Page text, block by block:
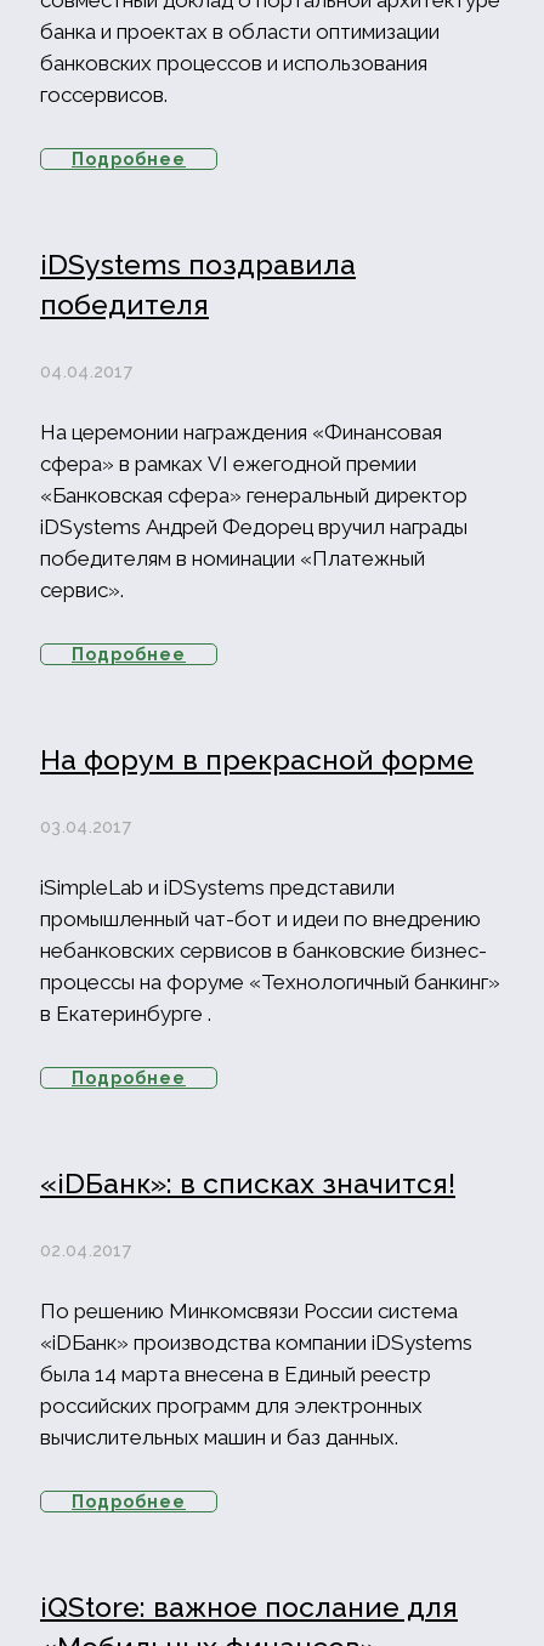
банка и проектах в области оптимизации
банковских процессов и использования
госсервисов.
Подробнее
iDSystems поздравила
победителя
04.04.2017
На церемонии награждения «Финансовая
сфера» в рамках VI ежегодной премии
«Банковская сфера» генеральный директор
iDSystems Андрей Федорец вручил награды
победителям в номинации «Платежный
сервис».
Подробнее
На форум в прекрасной форме
03.04.2017
iSimpleLab и iDSystems представили
промышленный чат-бот и идеи по внедрению
небанковских сервисов в банковские бизнес-
процессы на форуме «Технологичный банкинг»
в Екатеринбурге .
Подробнее
«iDБанк»: в списках значится!
02.04.2017
По решению Минкомсвязи России система
«iDБанк» производства компании iDSystems
была 14 марта внесена в Единый реестр
российских программ для электронных
вычислительных машин и баз данных.
Подробнее
iQStore: важное послание для